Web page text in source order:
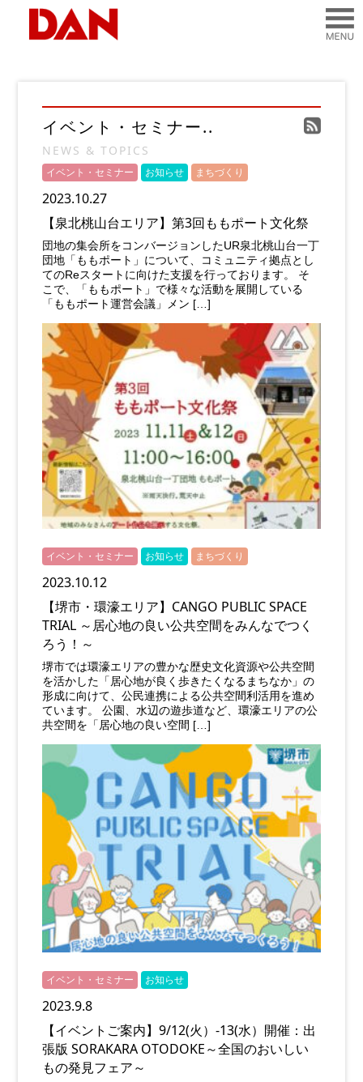
イベント・セミナー..
NEWS & TOPICS
イベント・セミナー お知らせ まちづくり
2023.10.27
【泉北桃山台エリア】第3回ももポート文化祭
団地の集会所をコンバージョンしたUR泉北桃⼭台⼀丁
団地「ももポート」について、コミュニティ拠点とし
てのReスタートに向けた⽀援を⾏っております。 そ
こで、「ももポート」で様々な活動を展開している
「ももポート運営会議」メン […]
イベント・セミナー お知らせ まちづくり
2023.10.12
【堺市・環濠エリア】CANGO PUBLIC SPACE
TRIAL ～居心地の良い公共空間をみんなでつく
ろう！～
堺市では環濠エリアの豊かな歴史文化資源や公共空間
を活かした「居心地が良く歩きたくなるまちなか」の
形成に向けて、公民連携による公共空間利活用を進め
ています。 公園、水辺の遊歩道など、環濠エリアの公
共空間を「居心地の良い空間 […]
イベント・セミナー お知らせ
2023.9.8
【イベントご案内】9/12(火）-13(水）開催：出
張版 SORAKARA OTODOKE～全国のおいしい
もの発見フェア～